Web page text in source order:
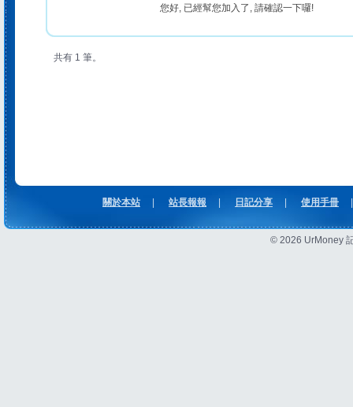
您好, 已經幫您加入了, 請確認一下囉!
共有 1 筆。
關於本站 站長報報 日記分享 使用手冊
© 2026 UrMoney